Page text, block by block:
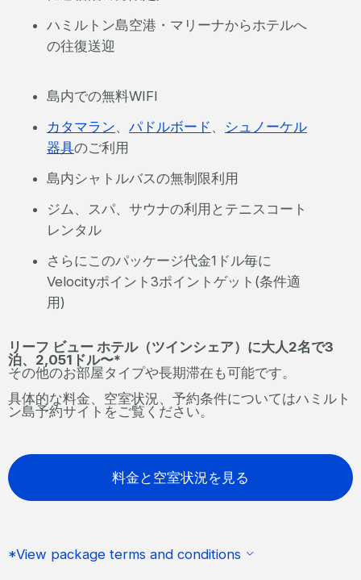
ハミルトン島空港・マリーナからホテルへ
の往復送迎
島内での無料WIFI
カタマラン、 パドルボード 、
シュノーケル
器具のご利用
島内シャトルバスの無制限利用
ジム、スパ、サウナの利用とテニスコート
レンタル
さらにこのパッケージ代金1ドル毎に
Velocityポイント3ポイントゲット(条件適
用)
リーフ ビュー ホテル（ツインシェア）に大人2名で3
泊、2,051ドル〜*
その他のお部屋タイプや長期滞在も可能です。
具体的な料金、空室状況、予約条件についてはハミルト
ン島予約サイトをご覧ください。
料金と空室状況を見る
*View package terms and conditions